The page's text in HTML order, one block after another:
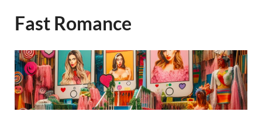
Fast Romance